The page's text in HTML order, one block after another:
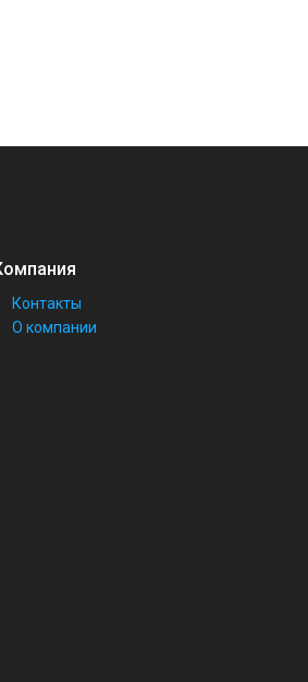
Контакты
О компании